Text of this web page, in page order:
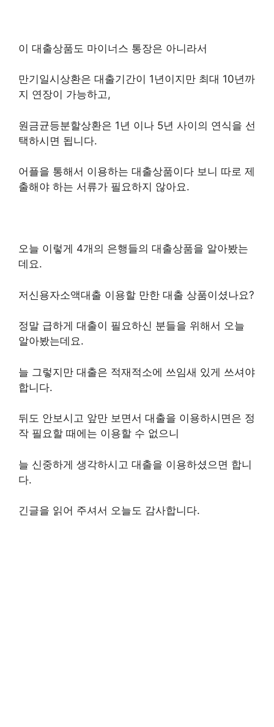
이 대출상품도 마이너스 통장은 아니라서
만기일시상환은 대출기간이 1년이지만 최대 10년까
지 연장이 가능하고,
원금균등분할상환은 1년 이나 5년 사이의 연식을 선
택하시면 됩니다.
어플을 통해서 이용하는 대출상품이다 보니 따로 제
출해야 하는 서류가 필요하지 않아요.
오늘 이렇게 4개의 은행들의 대출상품을 알아봤는
데요.
저신용자소액대출 이용할 만한 대출 상품이셨나요?
정말 급하게 대출이 필요하신 분들을 위해서 오늘
알아봤는데요.
늘 그렇지만 대출은 적재적소에 쓰임새 있게 쓰셔야
합니다.
뒤도 안보시고 앞만 보면서 대출을 이용하시면은 정
작 필요할 때에는 이용할 수 없으니
늘 신중하게 생각하시고 대출을 이용하셨으면 합니
다.
긴글을 읽어 주셔서 오늘도 감사합니다.